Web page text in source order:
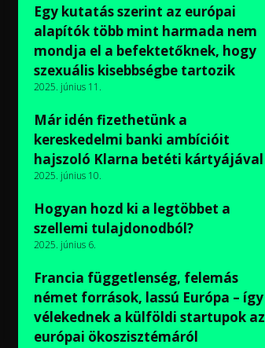
Egy kutatás szerint az európai
alapítók több mint harmada nem
mondja el a befektetőknek, hogy
szexuális kisebbségbe tartozik
2025. június 11.
Már idén fizethetünk a
kereskedelmi banki ambícióit
hajszoló Klarna betéti kártyájával
2025. június 10.
Hogyan hozd ki a legtöbbet a
szellemi tulajdonodból?
2025. június 6.
Francia függetlenség, felemás
német források, lassú Európa – így
vélekednek a külföldi startupok az
európai ökoszisztémáról